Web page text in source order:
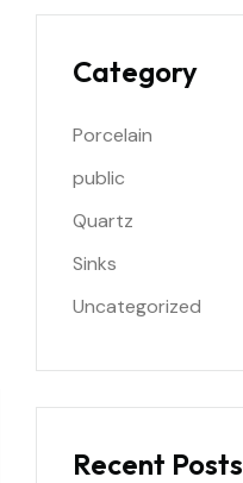
Category
Porcelain
public
Quartz
Sinks
Uncategorized
Recent Posts